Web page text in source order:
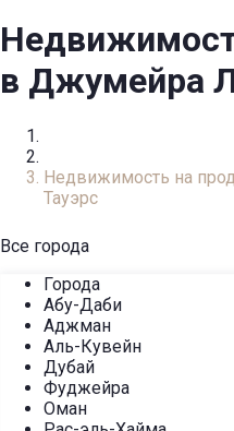
в Джумейра
Недвижимость на
Тауэрс
Все города
Города
Абу-Даби
Аджман
Аль-Кувейн
Дубай
Фуджейра
Оман